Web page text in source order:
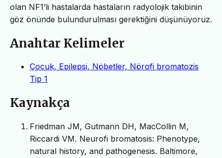
olan NF1’li hastalarda hastaların radyolojik takibinin
göz önünde bulundurulması gerektiğini düşünüyoruz.
Anahtar Kelimeler
Çocuk, Epilepsi, Nöbetler, Nörofi bromatozis
Tip 1
Kaynakça
Friedman JM, Gutmann DH, MacCollin M,
Riccardi VM. Neurofi bromatosis: Phenotype,
natural history, and pathogenesis. Baltimore,